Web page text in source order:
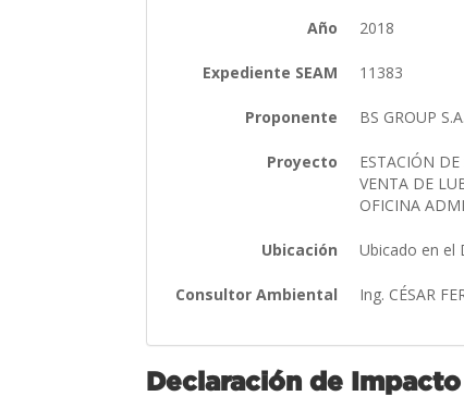
Año 2018
Expediente SEAM 11383
Proponente BS GROUP
Proyecto
ESTACIÓN
VENTA DE
OFICINA
Ubicación Ubicado en el
Consultor Ambiental Ing. CÉSAR
Declaración de